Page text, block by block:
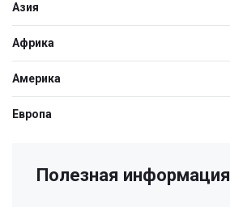
Азия
Африка
Америка
Европа
Полезная информация